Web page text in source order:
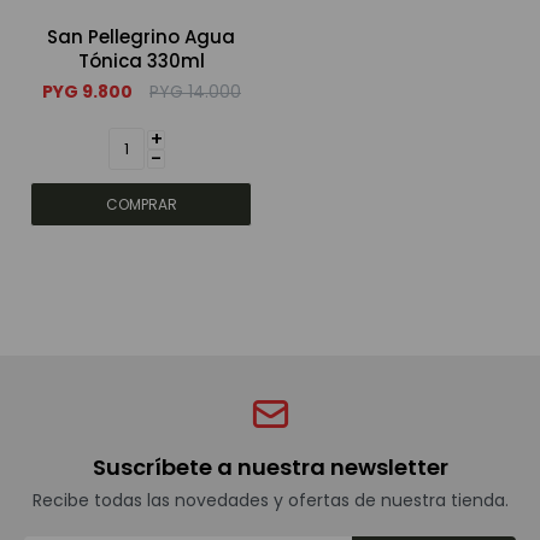
San Pellegrino Agua
Tónica 330ml
PYG 9.800 PYG 14.000
+
-
Suscríbete a nuestra newsletter
Recibe todas las novedades y ofertas de nuestra tienda.
Bebidas sin alcohol
Alimentos
Limpieza del hogar
Promociones